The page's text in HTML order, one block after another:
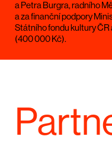
a Petra Burgra, radního
a za finanční podpory
Státního fondu kultury ČR
(400 000 Kč).